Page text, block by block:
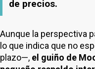
de precios.
Aunque la perspectiva
lo que indica que no
plazo—, el guiño de